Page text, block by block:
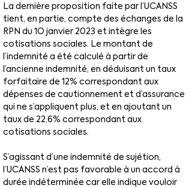
La dernière proposition faite par l’UCANSS
tient, en partie, compte des échanges de la
RPN du 1O janvier 2023 et intègre les
cotisations sociales. Le montant de
l’indemnité a été calculé à partir de
l’ancienne indemnité, en déduisant un taux
forfaitaire de 12% correspondant aux
dépenses de cautionnement et d’assurance
qui ne s’appliquent plus, et en ajoutant un
taux de 22.6% correspondant aux
cotisations sociales.
S’agissant d’une indemnité de sujétion,
l’UCANSS n’est pas favorable à un accord à
durée indéterminée car elle indique vouloir